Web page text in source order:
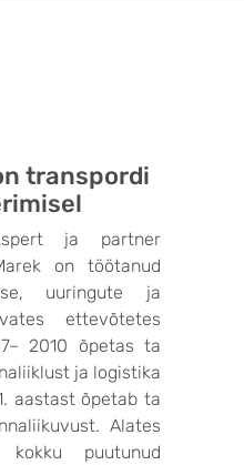
transpordi
ja partner
on töötanud
uuringute ja
ettevõtetes
2010 õpetas ta
ja logistika
aastast õpetab ta
Alates
puutunud